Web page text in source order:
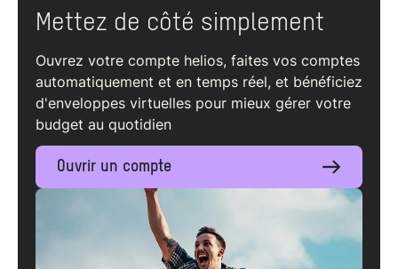
Mettez de côté simplement
Ouvrez votre compte helios, faites vos comptes
automatiquement et en temps réel, et bénéficiez
d'enveloppes virtuelles pour mieux gérer votre
budget au quotidien
Ouvrir un compte